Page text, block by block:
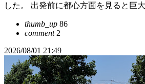
した。 出発前に都心方面を見ると巨
thumb_up 86
comment2
2026/08/01 21:49